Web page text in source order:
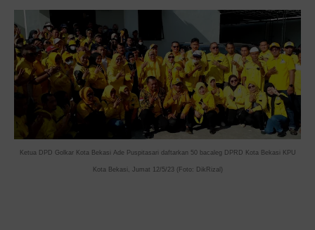
Ketua DPD Golkar Kota Bekasi Ade Puspitasari daftarkan 50 bacaleg DPRD Kota Bekasi KPU
Kota Bekasi, Jumat 12/5/23 (Foto: DikRizal)